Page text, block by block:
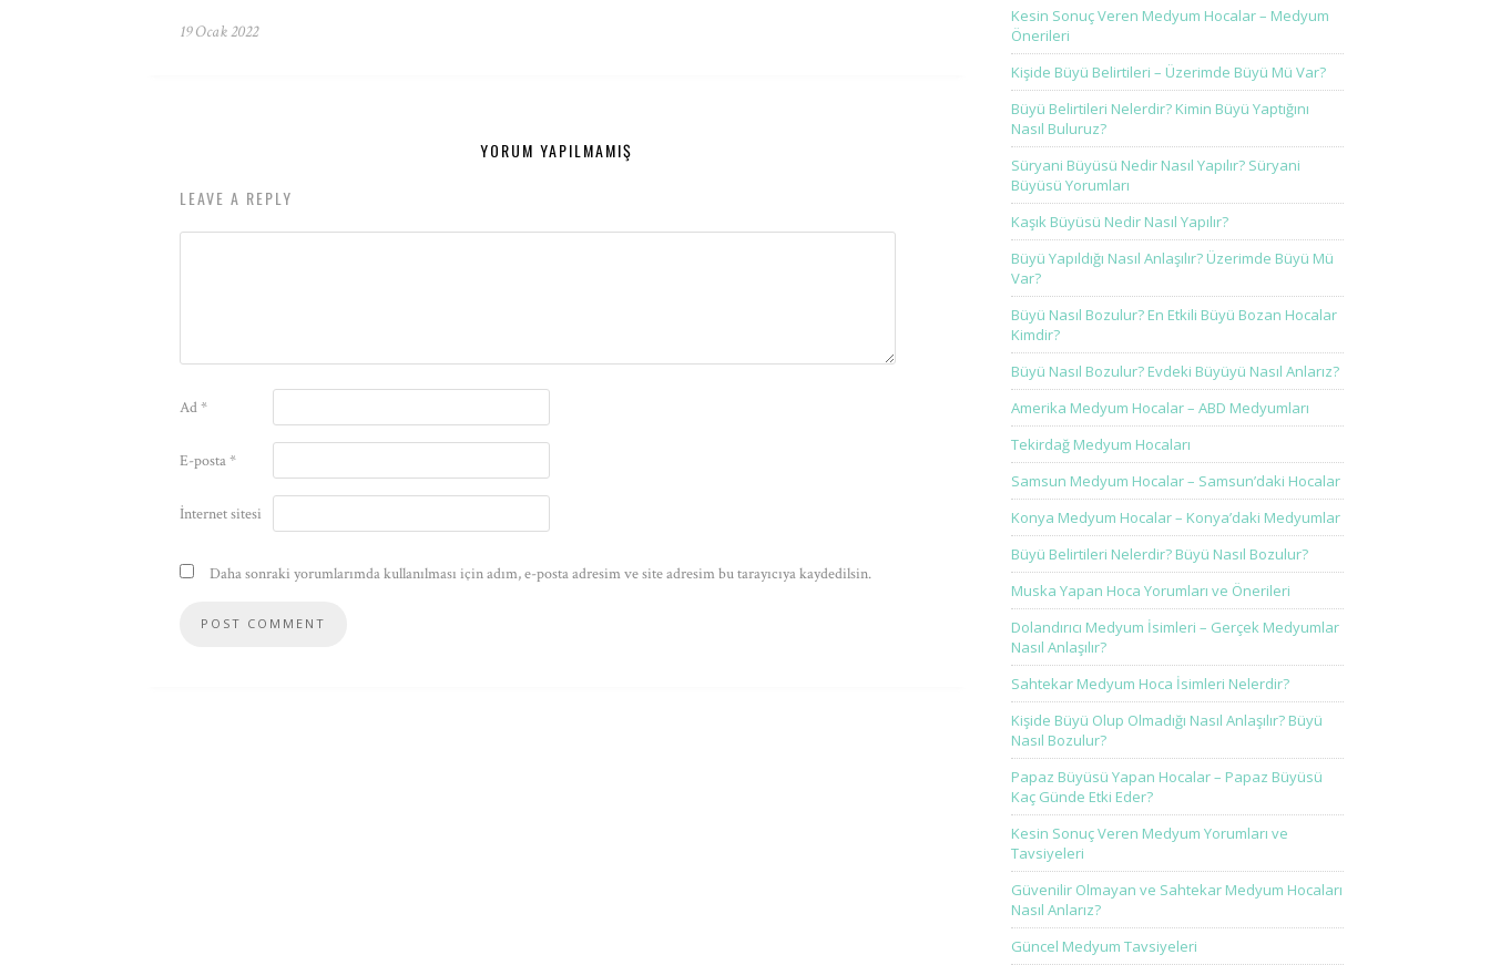
19 Ocak 2022
YORUM YAPILMAMIŞ
LEAVE A REPLY
Ad*
E-posta*
İnternet sitesi
Daha sonraki yorumlarımda kullanılması için adım, e-posta adresim ve site adresim bu tarayıcıya kaydedilsin.
Kesin Sonuç Veren Medyum Hocalar – Medyum
Önerileri
Kişide Büyü Belirtileri – Üzerimde Büyü Mü Var?
Büyü Belirtileri Nelerdir? Kimin Büyü Yaptığını
Nasıl Buluruz?
Süryani Büyüsü Nedir Nasıl Yapılır? Süryani
Büyüsü Yorumları
Kaşık Büyüsü Nedir Nasıl Yapılır?
Büyü Yapıldığı Nasıl Anlaşılır? Üzerimde Büyü Mü
Var?
Büyü Nasıl Bozulur? En Etkili Büyü Bozan Hocalar
Kimdir?
Büyü Nasıl Bozulur? Evdeki Büyüyü Nasıl Anlarız?
Amerika Medyum Hocalar – ABD Medyumları
Tekirdağ Medyum Hocaları
Samsun Medyum Hocalar – Samsun’daki Hocalar
Konya Medyum Hocalar – Konya’daki Medyumlar
Büyü Belirtileri Nelerdir? Büyü Nasıl Bozulur?
Muska Yapan Hoca Yorumları ve Önerileri
Dolandırıcı Medyum İsimleri – Gerçek Medyumlar
Nasıl Anlaşılır?
Sahtekar Medyum Hoca İsimleri Nelerdir?
Kişide Büyü Olup Olmadığı Nasıl Anlaşılır? Büyü
Nasıl Bozulur?
Papaz Büyüsü Yapan Hocalar – Papaz Büyüsü
Kaç Günde Etki Eder?
Kesin Sonuç Veren Medyum Yorumları ve
Tavsiyeleri
Güvenilir Olmayan ve Sahtekar Medyum Hocaları
Nasıl Anlarız?
Güncel Medyum Tavsiyeleri